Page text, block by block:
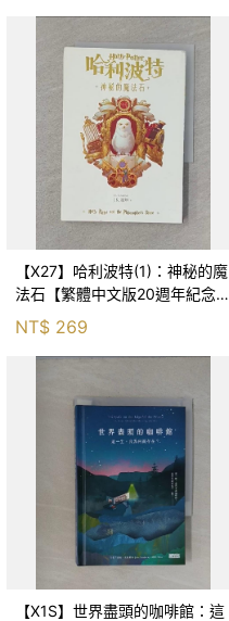
【X27】哈利波特(1)：神秘的魔
法石【繁體中文版20週年紀念】
NT$ 269
【X1S】世界盡頭的咖啡館：這